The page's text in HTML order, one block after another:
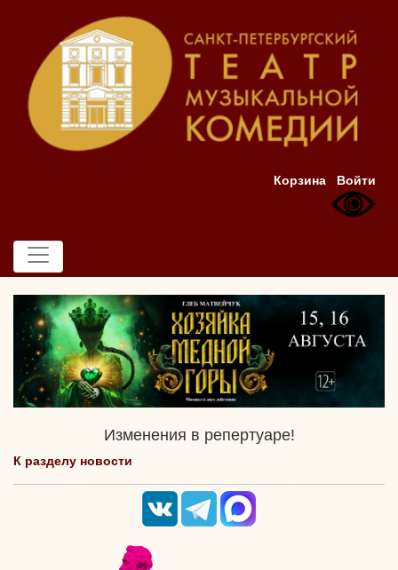
Корзина Войти
Изменения в репертуаре!
К разделу новости